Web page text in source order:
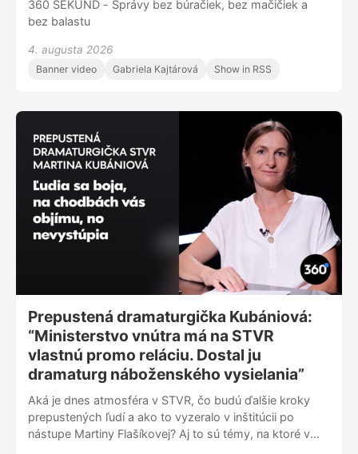
360 SEKÚND - Správy bez búračiek, bez mačičiek a
bez balastu
4. augusta 2026
Banner video Gabriela Kajtárová Show in RSS
Prepustená dramaturgička Kubániová:
“Ministerstvo vnútra má na STVR
vlastnú promo reláciu. Dostal ju
dramaturg náboženského vysielania”
Aká je dnes atmosféra v STVR, čo budú ďalšie kroky
prepustených ľudí a ako to vyzeralo v inštitúcii po
nástupe Martiny Flašíkovej? Aj to sú témy, na ktoré v